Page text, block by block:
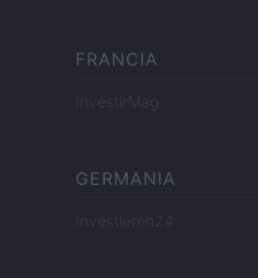
FRANCIA
InvestirMag
GERMANIA
Investieren24